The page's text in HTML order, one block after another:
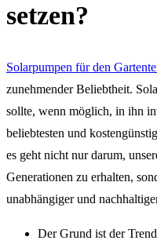
setzen?
Solarpumpen für den
zunehmender Beliebtheit.
sollte, wenn möglich, in ihn
beliebtesten und
es geht nicht nur darum,
Generationen zu erhalten,
unabhängiger und
Der Grund ist der